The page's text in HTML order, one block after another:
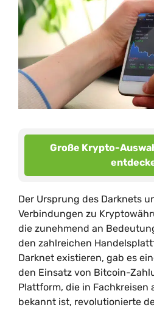
Große Krypto-
Der Ursprung des Darknets
Verbindungen zu
die zunehmend an
den zahlreichen
Darknet existieren, gab es
den Einsatz von Bitcoin-
Plattform, die in Fachkreisen
bekannt ist, revolutionierte